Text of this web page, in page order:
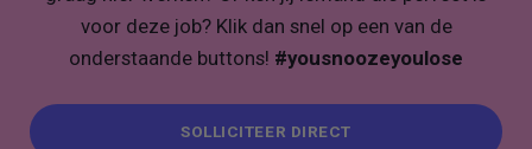
voor deze job? Klik dan snel op een van de
onderstaande buttons! #yousnoozeyoulose
SOLLICITEER DIRECT